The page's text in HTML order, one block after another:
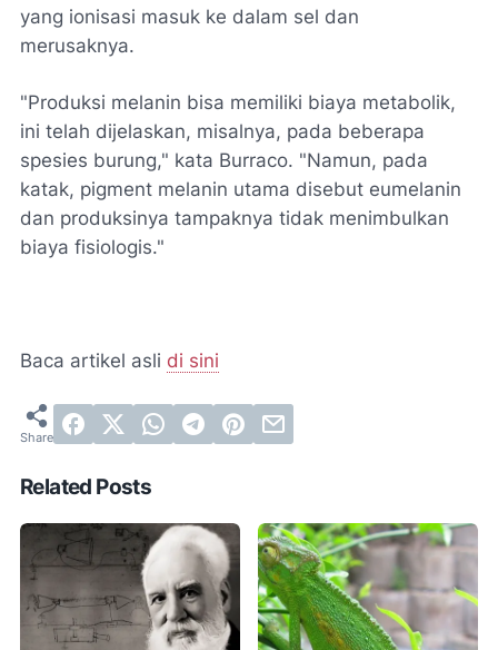
yang ionisasi masuk ke dalam sel dan
merusaknya.
"Produksi melanin bisa memiliki biaya metabolik,
ini telah dijelaskan, misalnya, pada beberapa
spesies burung," kata Burraco. "Namun, pada
katak, pigment melanin utama disebut eumelanin
dan produksinya tampaknya tidak menimbulkan
biaya fisiologis."
Baca artikel asli di sini
Related Posts